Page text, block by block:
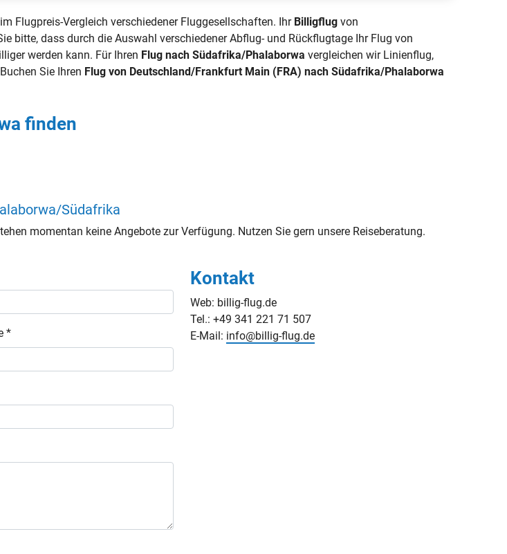
im Flugpreis-Vergleich verschiedener Fluggesellschaften. Ihr Billigflug von
dass durch die Auswahl verschiedener Abflug- und Rückflugtage Ihr Flug von
werden kann. Für Ihren Flug nach Südafrika/Phalaborwa vergleichen wir Linienflug,
Sie Ihren Flug von Deutschland/Frankfurt Main (FRA) nach Südafrika/Phalaborwa
finden
Südafrika
momentan keine Angebote zur Verfügung. Nutzen Sie gern unsere Reiseberatung.
*
Kontakt
Web: billig-flug.de
Tel.: +49 341 221 71 507
E-Mail: info@billig-flug.de